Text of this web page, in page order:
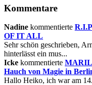
Kommentare
Nadine kommentierte
OF IT ALL
Sehr schön geschrieben,
hinterlässt ein mus...
Icke kommentierte
Hauch von Magie in
Hallo Heiko, ich war am